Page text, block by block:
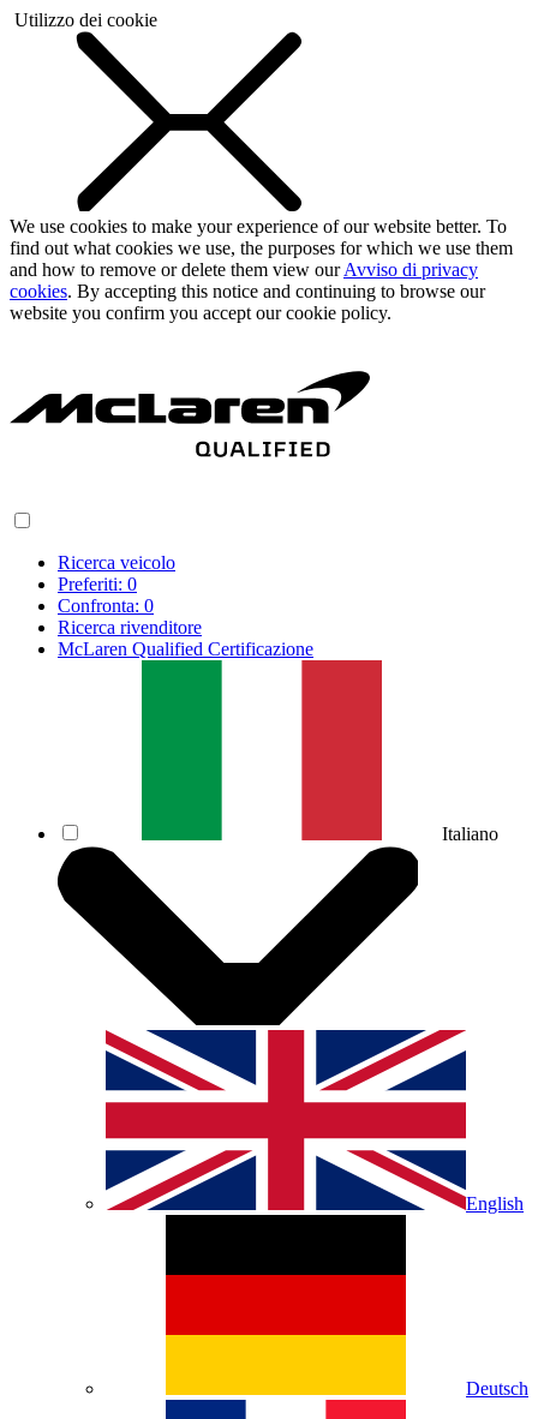
Utilizzo dei cookie
We use cookies to make your experience of our website better. To
find out what cookies we use, the purposes for which we use them
and how to remove or delete them view ourAvviso di privacy
cookies. By accepting this notice and continuing to browse our
website you confirm you accept our cookie policy.
Ricerca veicolo
Preferiti: 0
Confronta: 0
Ricerca rivenditore
McLaren Qualified Certificazione
Italiano
English
Deutsch